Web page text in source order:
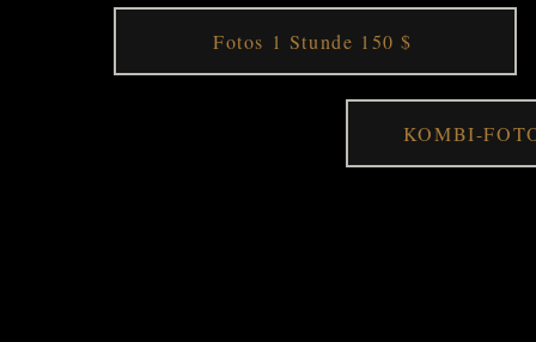
Fotos 1 Stunde 150 $
KOMBI-